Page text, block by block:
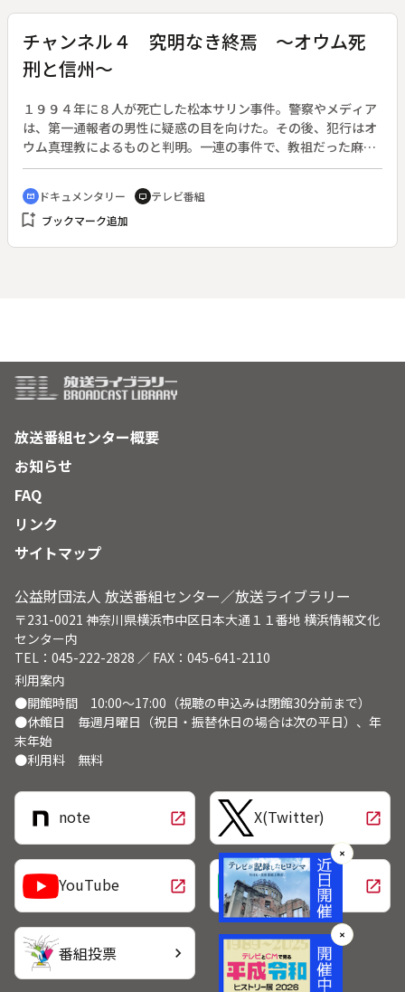
注目された。２０１１年に発生した東日本大震災。その津波
で、ヨシさんは家を流され、長男が住む青森に移住することと
なる。そこでヨシさんは故郷・田老を思いながら新たに紙芝居
を描いた。全国から、紙芝居を読んで欲しいという依頼が寄せ
でんこ”。自分の命は自分で守るように語り続けたヨシさん
は、２０１８年２月、故郷から遠く離れた青森で亡くなった。
３８年に渡って紙芝居を読み続けた田畑さんの人生を綴り、故
チャンネル４ 究明なき終焉 ～オウム死
刑と信州～
１９９４年に８人が死亡した松本サリン事件。警察やメディア
は、第一通報者の男性に疑惑の目を向けた。その後、犯行はオ
ウム真理教によるものと判明。一連の事件で、教祖だった麻原
彰晃こと松本智津夫元死刑囚など１３人の死刑が確定。全員の
刑が執行された。一方で、事件の真相究明が果たされていない
といった声も挙がる。事件の被害者でもある河野義行氏などと
共に一連のオウム真理教の事件を検証する。
cinematic_blur ドキュメンタリー tv テレビ番組
bookmark_add ブックマーク追加
放送番組センター概要
お知らせ
FAQ
リンク
サイトマップ
公益財団法人 放送番組センター／放送ライブラリー
〒231-0021 神奈川県横浜市中区日本大通１１番地 横浜情報文化
センター内
TEL：045-222-2828 ／ FAX：045-641-2110
利用案内
●開館時間 10:00～17:00（視聴の申込みは閉館30分前まで）
●休館日 毎週月曜日（祝日・振替休日の場合は次の平日）、年
末年始
●利用料 無料
note open_in_new X(Twitter) open_in_new
YouTube open_in_new LINE open_in_new
番組投票 chevron_right
✕
✕